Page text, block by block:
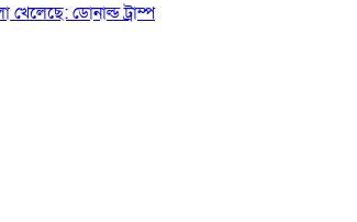
ডোনাল্ড ট্রাম্প